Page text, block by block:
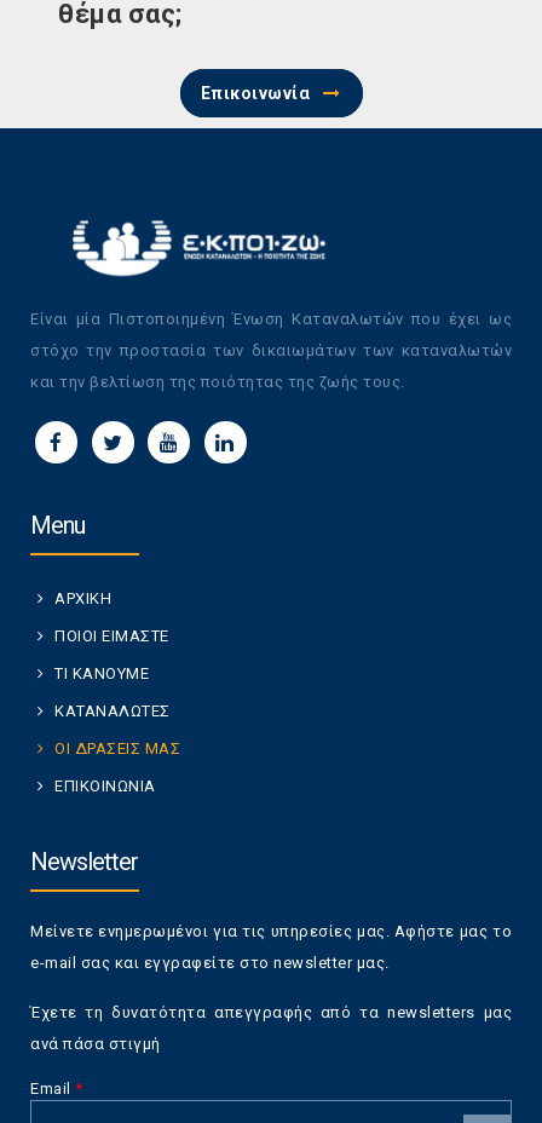
θέμα σας;
Επικοινωνία
Είναι μία Πιστοποιημένη Ένωση Καταναλωτών που έχει ως
στόχο την προστασία των δικαιωμάτων των καταναλωτών
και την βελτίωση της ποιότητας της ζωής τους.
Menu
ΑΡΧΙΚΗ
ΠΟΙΟΙ ΕΙΜΑΣΤΕ
ΤΙ ΚΑΝΟΥΜΕ
ΚΑΤΑΝΑΛΩΤΕΣ
ΟΙ ΔΡΑΣΕΙΣ ΜΑΣ
ΕΠΙΚΟΙΝΩΝΙΑ
Newsletter
Μείνετε ενημερωμένοι για τις υπηρεσίες μας. Αφήστε μας το
e-mail σας και εγγραφείτε στο newsletter μας.
Έχετε τη δυνατότητα απεγγραφής από τα newsletters μας
ανά πάσα στιγμή
Email *